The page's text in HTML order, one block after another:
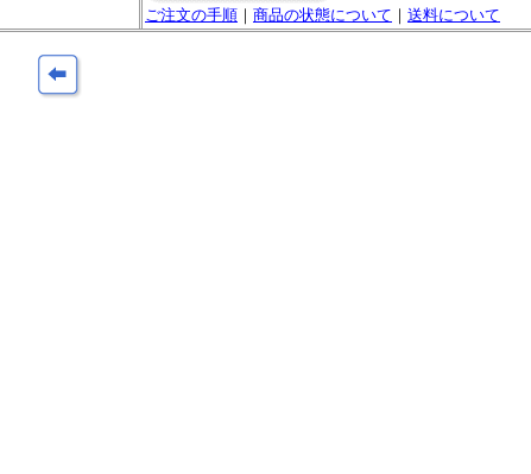
ご注文の手順 ｜ 商品の状態について ｜ 送料について